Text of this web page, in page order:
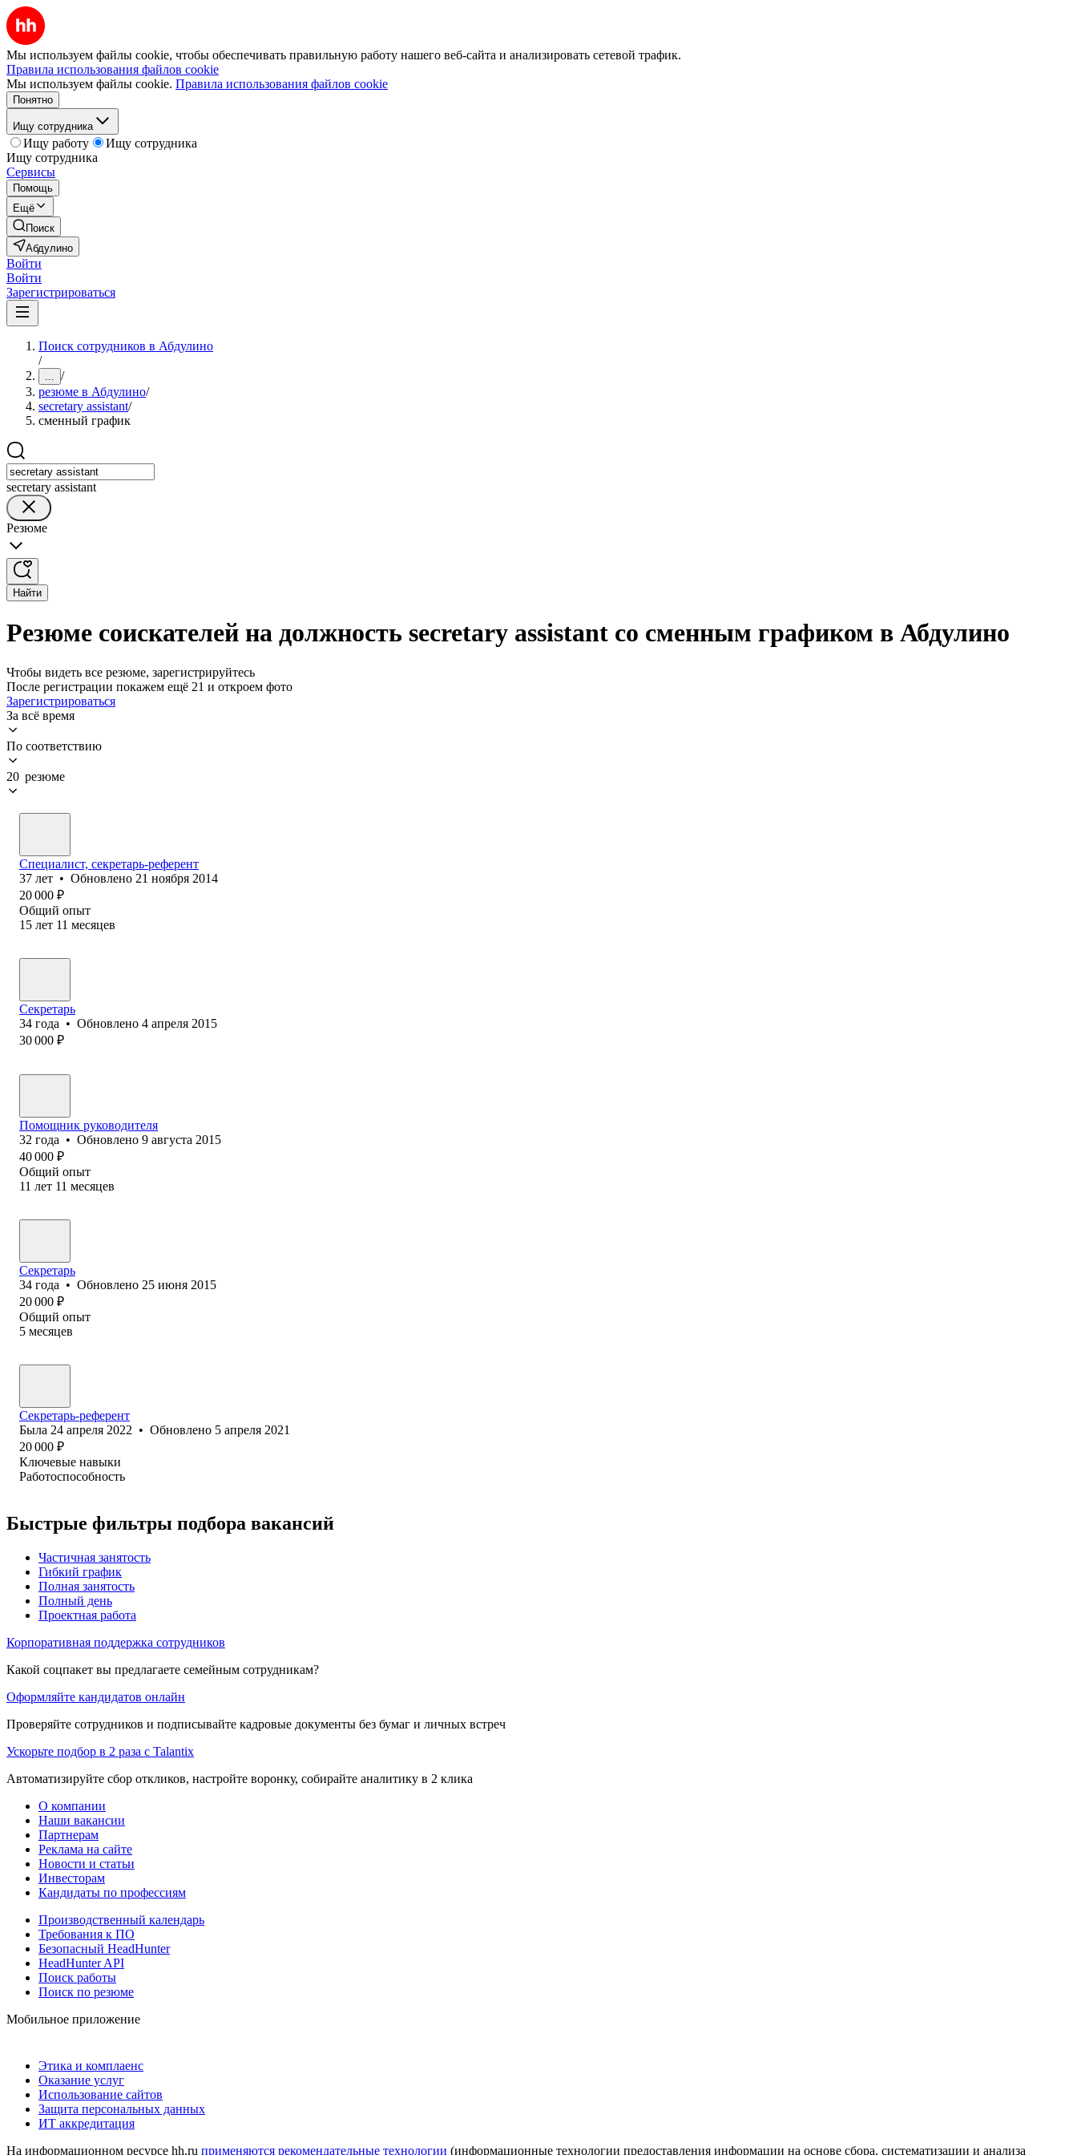
Мы используем файлы cookie, чтобы обеспечивать правильную работу нашего веб-сайта и анализировать сетевой трафик.
Правила использования файлов cookie
Мы используем файлы cookie. Правила использования файлов cookie
Понятно
Ищу сотрудника
Ищу работу
Ищу сотрудника
Ищу сотрудника
Сервисы
Помощь
Ещё
Поиск
Абдулино
Войти
Войти
Зарегистрироваться
Поиск сотрудников в Абдулино
/
... /
резюме в Абдулино/
secretary assistant/
сменный график
secretary assistant
Резюме
Найти
Резюме соискателей на должность secretary assistant со сменным графиком в Абдулино
Чтобы видеть все резюме, зарегистрируйтесь
После регистрации покажем ещё 21 и откроем фото
Зарегистрироваться
За всё время
По соответствию
20 резюме
Специалист, секретарь-референт
37 лет • Обновлено 21 ноября 2014
20 000 ₽
Общий опыт
15 лет 11 месяцев
Секретарь
34 года • Обновлено 4 апреля 2015
30 000 ₽
Помощник руководителя
32 года • Обновлено 9 августа 2015
40 000 ₽
Общий опыт
11 лет 11 месяцев
Секретарь
34 года • Обновлено 25 июня 2015
20 000 ₽
Общий опыт
5 месяцев
Секретарь-референт
Была 24 апреля 2022 • Обновлено 5 апреля 2021
20 000 ₽
Ключевые навыки
Работоспособность
Быстрые фильтры подбора вакансий
Частичная занятость
Гибкий график
Полная занятость
Полный день
Проектная работа
Корпоративная поддержка сотрудников
Какой соцпакет вы предлагаете семейным сотрудникам?
Оформляйте кандидатов онлайн
Проверяйте сотрудников и подписывайте кадровые документы без бумаг и личных встреч
Ускорьте подбор в 2 раза с Talantix
Автоматизируйте сбор откликов, настройте воронку, собирайте аналитику в 2 клика
О компании
Наши вакансии
Партнерам
Реклама на сайте
Новости и статьи
Инвесторам
Кандидаты по профессиям
Производственный календарь
Требования к ПО
Безопасный HeadHunter
HeadHunter API
Поиск работы
Поиск по резюме
Мобильное приложение
Этика и комплаенс
Оказание услуг
Использование сайтов
Защита персональных данных
ИТ аккредитация
На информационном ресурсе hh.ru применяются рекомендательные технологии (информационные технологии предоставления информации на основе сбора, систематизации и анализа